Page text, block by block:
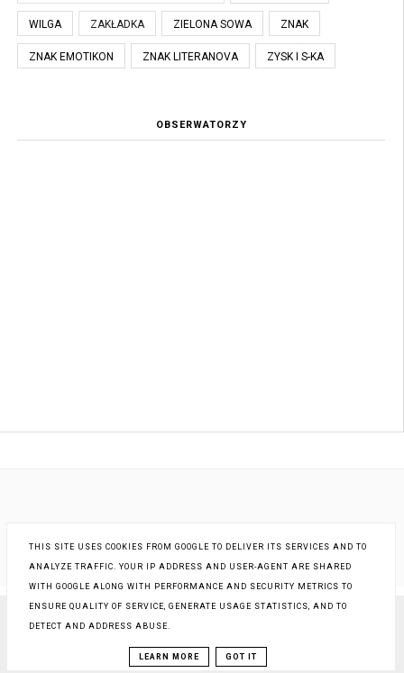
WILGA ZAKŁADKA ZIELONA SOWA ZNAK
ZNAK EMOTIKON ZNAK LITERANOVA ZYSK I S-KA
OBSERWATORZY
COPYRIGHT © KSIĄŻKI - INNA RZECZYWISTOŚĆ
BLOG DESIGN:KAROGRAFIA.PL
THIS SITE USES COOKIES FROM GOOGLE TO DELIVER ITS SERVICES AND TO
ANALYZE TRAFFIC. YOUR IP ADDRESS AND USER-AGENT ARE SHARED
WITH GOOGLE ALONG WITH PERFORMANCE AND SECURITY METRICS TO
ENSURE QUALITY OF SERVICE, GENERATE USAGE STATISTICS, AND TO
DETECT AND ADDRESS ABUSE.
LEARN MORE GOT IT